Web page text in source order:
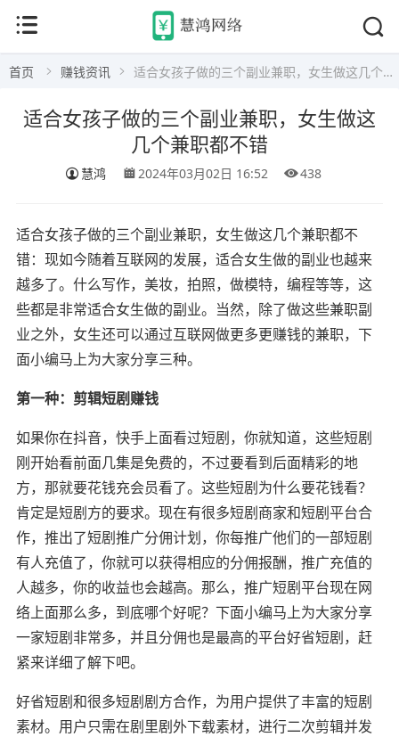
首页 赚钱资讯 适合女孩子做的三个副业兼职，女生做这几个兼职都不错
适合女孩子做的三个副业兼职，女生做这
几个兼职都不错
慧鸿 2024年03月02日 16:52 438
适合女孩子做的三个副业兼职，女生做这几个兼职都不
错：现如今随着互联网的发展，适合女生做的副业也越来
越多了。什么写作，美妆，拍照，做模特，编程等等，这
些都是非常适合女生做的副业。当然，除了做这些兼职副
业之外，女生还可以通过互联网做更多更赚钱的兼职，下
面小编马上为大家分享三种。
第一种：剪辑短剧赚钱
如果你在抖音，快手上面看过短剧，你就知道，这些短剧
刚开始看前面几集是免费的，不过要看到后面精彩的地
方，那就要花钱充会员看了。这些短剧为什么要花钱看？
肯定是短剧方的要求。现在有很多短剧商家和短剧平台合
作，推出了短剧推广分佣计划，你每推广他们的一部短剧
有人充值了，你就可以获得相应的分佣报酬，推广充值的
人越多，你的收益也会越高。那么，推广短剧平台现在网
络上面那么多，到底哪个好呢？下面小编马上为大家分享
一家短剧非常多，并且分佣也是最高的平台好省短剧，赶
紧来详细了解下吧。
好省短剧和很多短剧剧方合作，为用户提供了丰富的短剧
素材。用户只需在剧里剧外下载素材，进行二次剪辑并发